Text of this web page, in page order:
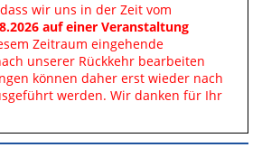
wir uns in der Zeit vom
auf einer Veranstaltung
Zeitraum eingehende
unserer Rückkehr bearbeiten
können daher erst wieder nach
werden. Wir danken für Ihr